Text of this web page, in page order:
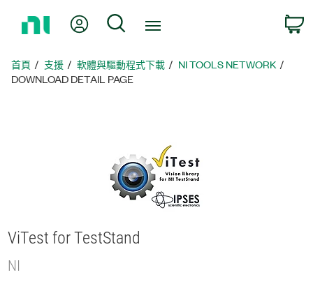
頁
我的帳號 搜尋
首頁 支援 軟體與驅動程式下載
NI TOOLS NETWORK
DOWNLOAD DETAIL PAGE
ViTest for TestStand
NI